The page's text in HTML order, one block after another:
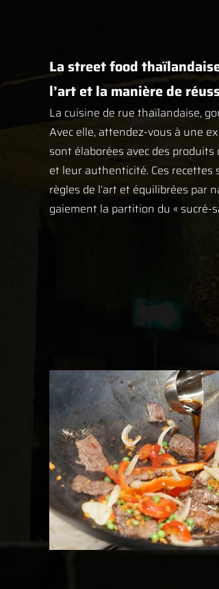
La street food
l’art et la manière de
La cuisine de rue thaïlandaise,
Avec elle, attendez-vous à une
sont élaborées avec des
et leur authenticité. Ces recettes
règles de l’art et équilibrées par
gaiement la partition du « sucré-